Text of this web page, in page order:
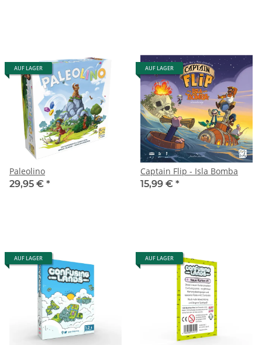
AUF LAGER
Paleolino
29,95 € *
AUF LAGER
Captain Flip - Isla Bomba
15,99 € *
AUF LAGER AUF LAGER